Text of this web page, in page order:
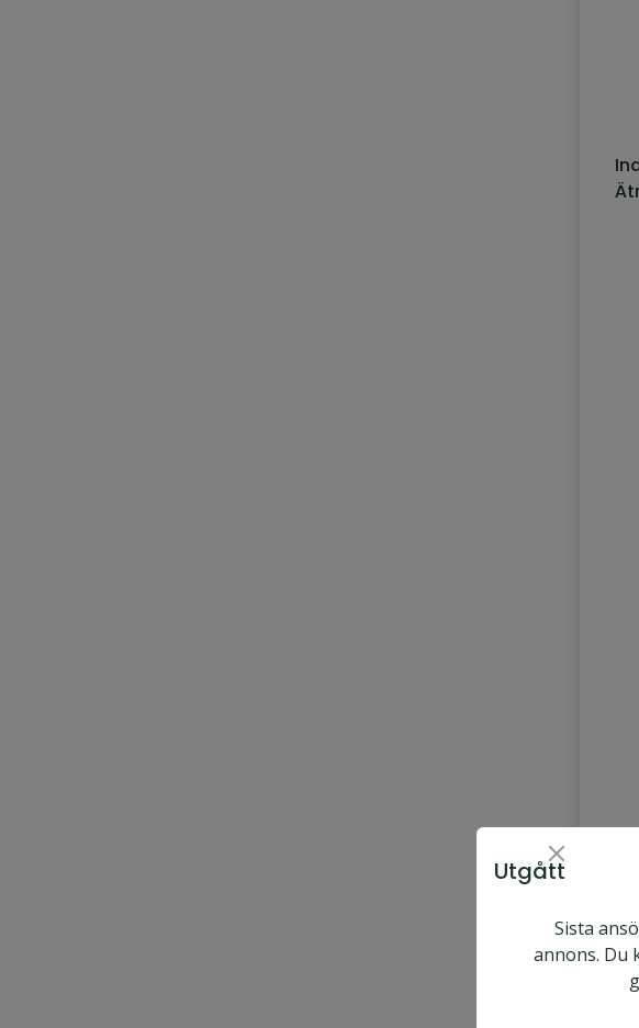
Utgått
Sista
annons. Du